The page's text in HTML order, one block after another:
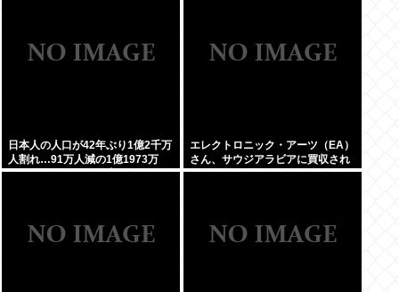
日本人の人口が42年ぶり1億2千万
人割れ…91万人減の1億1973万
人、外国人は35万人増
エレクトロニック・アーツ（EA）
さん、サウジアラビアに買収され
てしまう。これはハラールゲーム